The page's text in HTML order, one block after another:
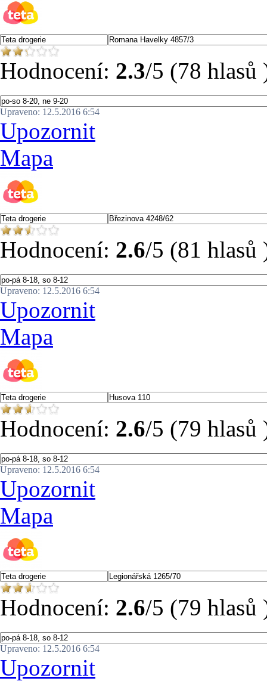
Hodnocení: 2.3/5 (78 hlasů
Upraveno: 12.5.2016 6:54
Upozornit
Mapa
Hodnocení: 2.6/5 (81 hlasů
Upraveno: 12.5.2016 6:54
Upozornit
Mapa
Hodnocení: 2.6/5 (79 hlasů
Upraveno: 12.5.2016 6:54
Upozornit
Mapa
Hodnocení: 2.6/5 (79 hlasů
Upraveno: 12.5.2016 6:54
Upozornit